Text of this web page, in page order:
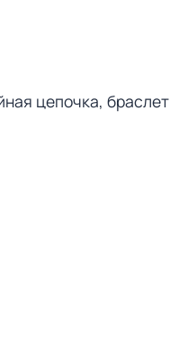
цепочка, браслет